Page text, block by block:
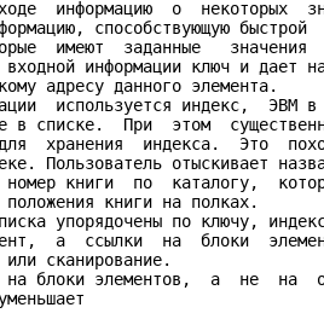
информацию  о  некоторых
способствующую быстрой
имеют  заданные
входной информации ключ и дает
адресу данного элемента.
используется индекс,  ЭВМ
в списке.  При  этом
хранения  индекса.  Это
Пользователь отыскивает
номер книги  по  каталогу,
положения книги на полках.
упорядочены по ключу,
а  ссылки  на  блоки
сканирование.
блоки элементов,  а  не  на